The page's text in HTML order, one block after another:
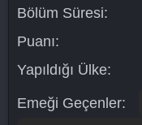
Bölüm Süresi:
Puanı:
Yapıldığı Ülke:
Emeği Geçenler: